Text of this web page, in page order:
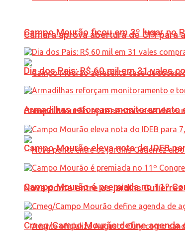
Câmara aprova abertura de CPI para
Campo Mourão apresenta case de
Nova ponte entre os jardins
Campo Mourão ficou em 3º lugar no
Dia dos Pais: R$ 60 mil em 31 vales
Armadilhas reforçam
Campo Mourão eleva nota do IDEB
Campo Mourão é premiada no 11º
Cmeg/Campo Mourão define